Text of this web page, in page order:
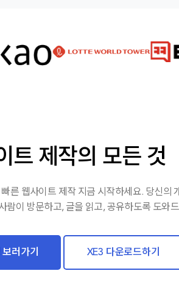
트 제작의 모든 것
른 웹사이트 제작 지금 시작하세요. 당신의
람이 방문하고, 글을 읽고, 공유하도록 도와
러가기 XE3 다운로드하기